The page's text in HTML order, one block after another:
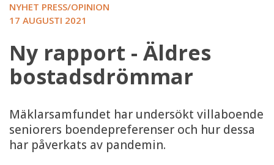
NYHET PRESS/OPINION
17 AUGUSTI 2021
Ny rapport - Äldres
bostadsdrömmar
Mäklarsamfundet har undersökt villaboende
seniorers boendepreferenser och hur dessa
har påverkats av pandemin.